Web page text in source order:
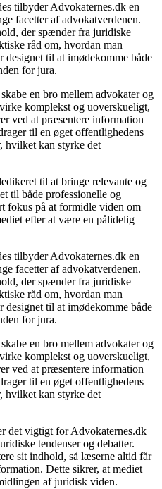
tilbyder Advokaternes.dk en
facetter af advokatverdenen.
der spænder fra juridiske
råd om, hvordan man
designet til at imødekomme både
for jura.
en bro mellem advokater og
komplekst og uoverskueligt,
ved at præsentere information
til en øget offentlighedens
hvilket kan styrke det
til at bringe relevante og
til både professionelle og
fokus på at formidle viden om
efter at være en pålidelig
tilbyder Advokaternes.dk en
facetter af advokatverdenen.
der spænder fra juridiske
råd om, hvordan man
designet til at imødekomme både
for jura.
en bro mellem advokater og
komplekst og uoverskueligt,
ved at præsentere information
til en øget offentlighedens
hvilket kan styrke det
det vigtigt for Advokaternes.dk
tendenser og debatter.
sit indhold, så læserne altid får
Dette sikrer, at mediet
af juridisk viden.